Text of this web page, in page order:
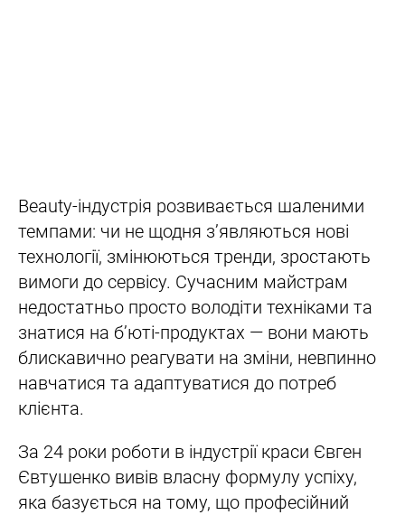
Beauty-індустрія розвивається шаленими
темпами: чи не щодня з’являються нові
технології, змінюються тренди, зростають
вимоги до сервісу. Сучасним майстрам
недостатньо просто володіти техніками та
знатися на б’юті-продуктах — вони мають
блискавично реагувати на зміни, невпинно
навчатися та адаптуватися до потреб
клієнта.
За 24 роки роботи в індустрії краси Євген
Євтушенко вивів власну формулу успіху,
яка базується на тому, що професійний